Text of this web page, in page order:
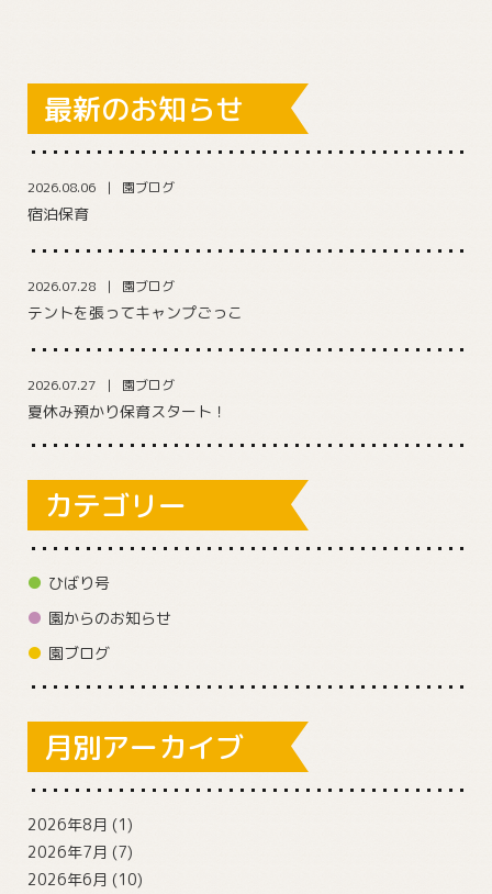
最新のお知らせ
2026.08.06 園ブログ
宿泊保育
2026.07.28 園ブログ
テントを張ってキャンプごっこ
2026.07.27 園ブログ
夏休み預かり保育スタート！
カテゴリー
ひばり号
園からのお知らせ
園ブログ
月別アーカイブ
2026年8月 (1)
2026年7月 (7)
2026年6月 (10)